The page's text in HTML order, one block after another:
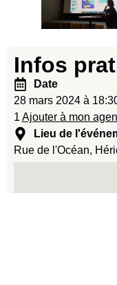
Infos
Date
28 mars 2024 à
1 Ajouter à mon
Lieu de
Rue de l'Océan,